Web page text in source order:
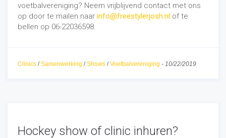
voetbalvereniging? Neem vrijblijvend contact met ons
op door te mailen naar info@freestylerjosh.nl of te
bellen op 06-22036598.
Clinics /Samenwerking /Shows /Voetbalvereniging - 10/22/2019
Hockey show of clinic inhuren?